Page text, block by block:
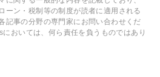
ーン・税制等の制度が読者に適用される
記事の分野の専門家にお問い合わせくだ
おいては、何ら責任を負うものではあり